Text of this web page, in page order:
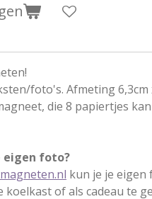
foto's. Afmeting 6,3cm
die 8 papiertjes kan
eigen foto?
kun je je eigen
of als cadeau te